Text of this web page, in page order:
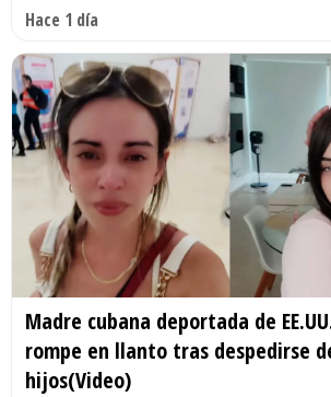
Hace 1 día
Madre cubana deportada de
rompe en llanto tras despedirse
hijos(Video)